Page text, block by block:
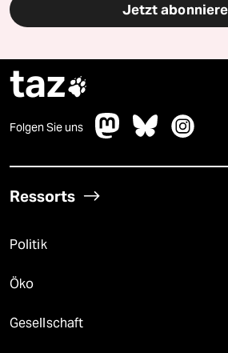
Jetzt
taz
Folgen Sie uns
Ressorts
Politik
Öko
Gesellschaft